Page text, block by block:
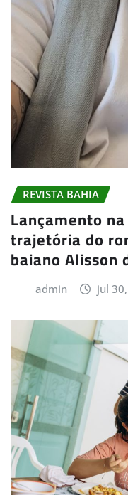
REVISTA BAHIA
Lançamento
trajetória do
baiano Alisson
admin jul